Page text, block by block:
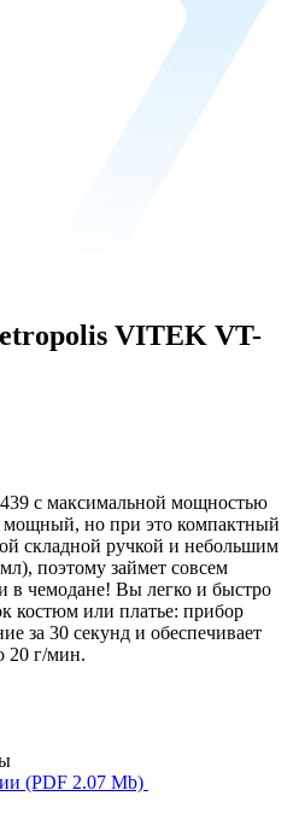
VITEK VT-
с максимальной мощностью
но при это компактный
складной ручкой и небольшим
поэтому займет совсем
в чемодане! Вы легко и быстро
костюм или платье: прибор
за 30 секунд и обеспечивает
20 г/мин.
(PDF 2.07 Mb)